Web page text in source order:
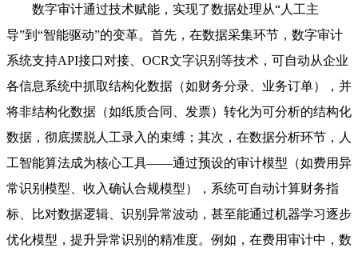
数字审计通过技术赋能，实现了数据处理从“人工主
导”到“智能驱动”的变革。首先，在数据采集环节，数字审计
系统支持API接口对接、OCR文字识别等技术，可自动从企业
各信息系统中抓取结构化数据（如财务分录、业务订单），并
将非结构化数据（如纸质合同、发票）转化为可分析的结构化
数据，彻底摆脱人工录入的束缚；其次，在数据分析环节，人
工智能算法成为核心工具——通过预设的审计模型（如费用异
常识别模型、收入确认合规模型），系统可自动计算财务指
标、比对数据逻辑、识别异常波动，甚至能通过机器学习逐步
优化模型，提升异常识别的精准度。例如，在费用审计中，数